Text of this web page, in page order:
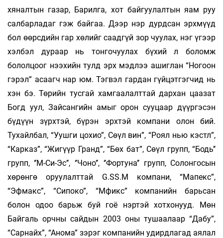
хяналтын газар, Барилга, хот байгуулалтын яам руу
салбарладаг гэж байгаа. Дээр нэр дурдсан эрхмүүд
бол өөрсдийн гар хөлийг саадгүй зор­ чуулах, нэг үгээр
хэлбэл дураар нь тонгочуулах бүхий л боломж
бололцоог нээхийн тулд эрх мэдлээ ашиглан “Ногоон
гэрэл” асаагч нар юм. Тэгвэл гардан гүй­цэтгэгчид нь
хэн бэ. Төрийн тусгай хам­гаалалттай дархан цаазат
Богд уул, Зайсангийн амыг орон сууцаар дүүргэсэн
бүдүүн зүрхтэй, бүрэн эрхтэй компани олон бий.
Тухайлбал, “Уушги цохио”, Сөүл вин”, “Роял нью кэстл”,
“Карказ”, “Жигүүр Гранд”, “Бөх бат”, Сөүл групп, “Бодь’’
групп, ‘’М-Си-Эс’’, ‘’Чоно’’, ‘’Фор­туна’’ групп, Солонгосын
хө­рөнгө оруу­лалттай G.SS.M компани, “Ма­пекс”,
“Эфмакс”, “Сипоко”, “Мфикс” компанийн барь­сан
болон одоо барьж буй гоё нэртэй хот­хонууд. Мөн
Байгаль орч­ны сайдын 2003 оны тушаалаар “Дабу”,
“Сарнайх”, “Анома” зэрэг компанийн удирдлагад аялал